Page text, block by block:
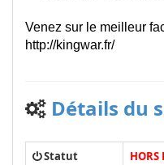
Venez sur le meilleur
http://kingwar.fr/
Détails du
Statut
HORS